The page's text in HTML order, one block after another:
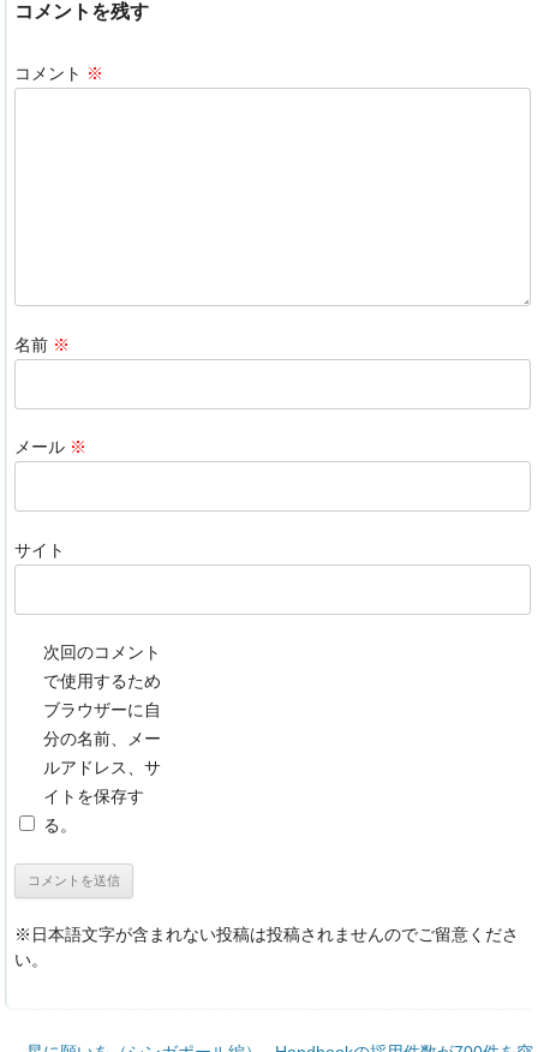
e
b
コメントを残す
コメント ※
名前 ※
メール ※
サイト
次回のコメント
で使用するため
ブラウザーに自
分の名前、メー
ルアドレス、サ
イトを保存す
る。
※日本語文字が含まれない投稿は投稿されませんのでご留意くださ
い。